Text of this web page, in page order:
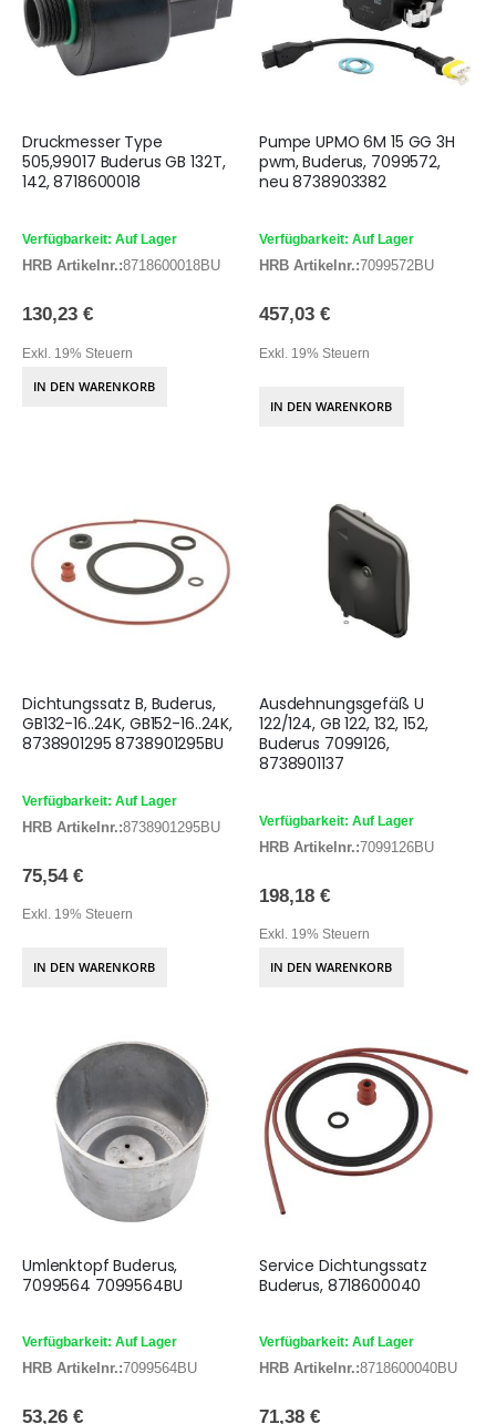
Druckmesser Type
505,99017 Buderus GB 132T,
142, 8718600018
Verfügbarkeit: Auf Lager
HRB Artikelnr.:8718600018BU
130,23 €
Exkl. 19% Steuern
IN DEN WARENKORB
Pumpe UPMO 6M 15 GG 3H
pwm, Buderus, 7099572,
neu 8738903382
Verfügbarkeit: Auf Lager
HRB Artikelnr.:7099572BU
457,03 €
Exkl. 19% Steuern
IN DEN WARENKORB
Dichtungssatz B, Buderus,
GB132-16..24K, GB152-16..24K,
8738901295 8738901295BU
Verfügbarkeit: Auf Lager
HRB Artikelnr.:8738901295BU
75,54 €
Exkl. 19% Steuern
IN DEN WARENKORB
Ausdehnungsgefäß U
122/124, GB 122, 132, 152,
Buderus 7099126,
8738901137
Verfügbarkeit: Auf Lager
HRB Artikelnr.:7099126BU
198,18 €
Exkl. 19% Steuern
IN DEN WARENKORB
Umlenktopf Buderus,
7099564 7099564BU
Verfügbarkeit: Auf Lager
HRB Artikelnr.:7099564BU
53,26 €
Service Dichtungssatz
Buderus, 8718600040
Verfügbarkeit: Auf Lager
HRB Artikelnr.:8718600040BU
71,38 €